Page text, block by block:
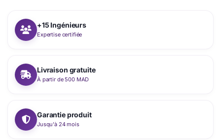
+15 Ingénieurs
Expertise certifiée
Livraison gratuite
À partir de 500 MAD
Garantie produit
Jusqu'à 24 mois